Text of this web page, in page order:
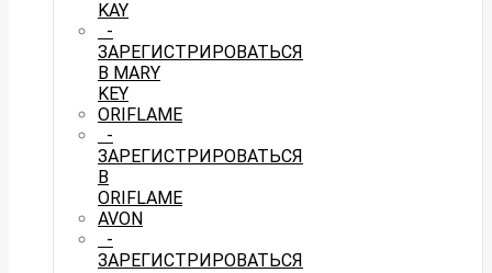
KAY
-
ЗАРЕГИСТРИРОВАТЬСЯ
В MARY
KEY
ORIFLAME
-
ЗАРЕГИСТРИРОВАТЬСЯ
В
ORIFLAME
AVON
-
ЗАРЕГИСТРИРОВАТЬСЯ